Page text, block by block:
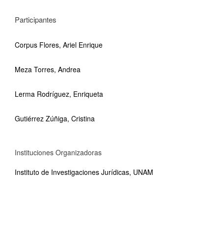
Participantes
Corpus Flores, Ariel Enrique
Meza Torres, Andrea
Lerma Rodríguez, Enriqueta
Gutiérrez Zúñiga, Cristina
Instituciones Organizadoras
Instituto de Investigaciones Jurídicas, UNAM